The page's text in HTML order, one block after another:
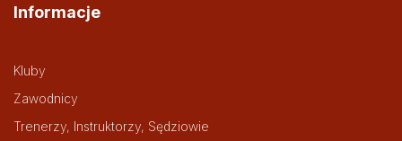
Informacje
Kluby
Zawodnicy
Trenerzy, Instruktorzy, Sędziowie